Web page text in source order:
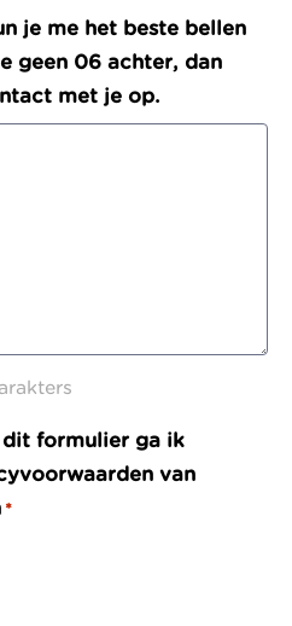
je me het beste bellen
geen 06 achter, dan
met je op.
dit formulier ga ik
van
*